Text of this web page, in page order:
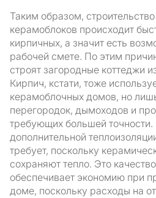
Таким образом,
керамоблоков происходит
кирпичных, а значит есть
рабочей смете. По этим
строят загородные коттеджи
Кирпич, кстати, тоже
керамоблочных домов, но
перегородок, дымоходов и
требующих большей
дополнительной
требует, поскольку
сохраняют тепло. Это
обеспечивает экономию при
доме, поскольку расходы на